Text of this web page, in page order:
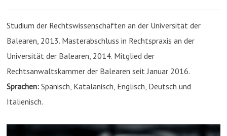
Studium der Rechtswissenschaften an der Universität der
Balearen, 2013. Masterabschluss in Rechtspraxis an der
Universität der Balearen, 2014. Mitglied der
Rechtsanwaltskammer der Balearen seit Januar 2016.
Sprachen: Spanisch, Katalanisch, Englisch, Deutsch und
Italienisch.